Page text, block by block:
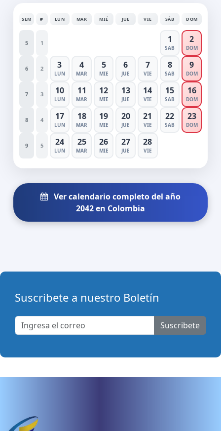
SEM # LUN MAR MIÉ JUE VIE SÁB DOM
5 1 1
SAB
2
DOM
6 2 3
LUN
4
MAR
5
MIE
6
JUE
7
VIE
8
SAB
9
DOM
7 3 10
LUN
11
MAR
12
MIE
13
JUE
14
VIE
15
SAB
16
DOM
8 4 17
LUN
18
MAR
19
MIE
20
JUE
21
VIE
22
SAB
23
DOM
9 5 24
LUN
25
MAR
26
MIE
27
JUE
28
VIE
Ver calendario completo del año
2042 en Colombia
Suscribete a nuestro Boletín
Suscribete